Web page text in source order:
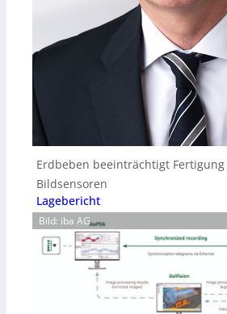
Erdbeben beeinträchtigt Fertigung
Bildsensoren
Lagebericht
Bild: iba AG